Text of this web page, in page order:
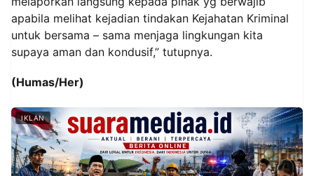
apabila melihat kejadian tindakan Kejahatan Kriminal
untuk bersama – sama menjaga lingkungan kita
supaya aman dan kondusif,” tutupnya.
(Humas/Her)
IKLAN